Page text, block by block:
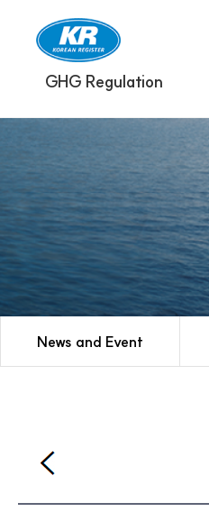
GHG Regulation
News and Event